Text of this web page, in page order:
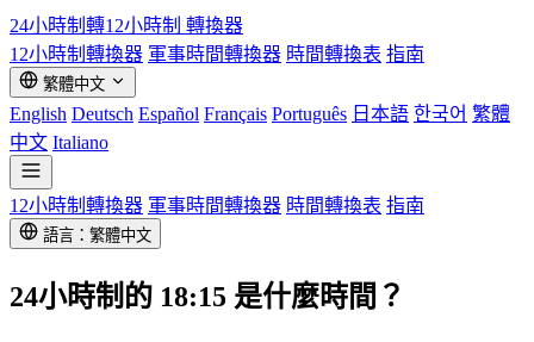
24小時制轉12小時制 轉換器
12小時制轉換器 軍事時間轉換器 時間轉換表 指南
繁體中文
English Deutsch Español Français Português 日本語 한국어 繁體
中文 Italiano
12小時制轉換器 軍事時間轉換器 時間轉換表 指南
語言：繁體中文
24小時制的 18:15 是什麼時間？